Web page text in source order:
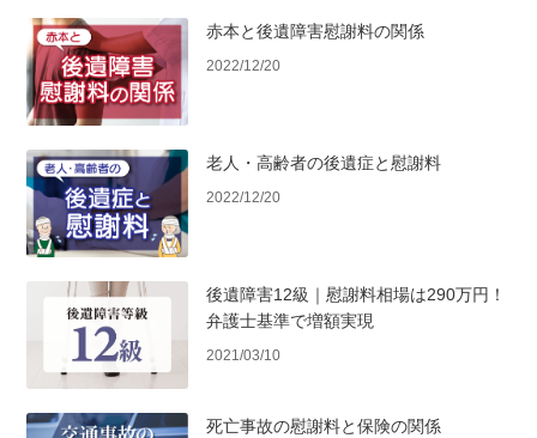
赤本と後遺障害慰謝料の関係
2022/12/20
老人・高齢者の後遺症と慰謝料
2022/12/20
後遺障害12級｜慰謝料相場は290万円！
弁護士基準で増額実現
2021/03/10
死亡事故の慰謝料と保険の関係